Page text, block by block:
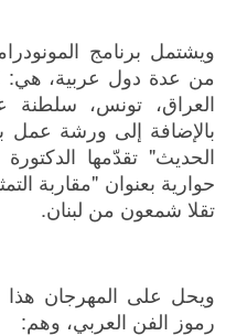
ويشتمل برنامج
من عدة دول عربية، هي:
العراق، تونس، سلطنة
بالإضافة إلى ورشة عمل
الحديث" تقدّمها
حوارية بعنوان "مقاربة
تقلا شمعون من لبنان.
ويحل على المهرجان
رموز الفن العربي، وهم: